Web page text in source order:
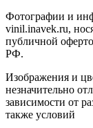
Фотографии и
vinil.inavek.ru,
публичной
РФ.
Изображения и
незначительно
зависимости от
также условий